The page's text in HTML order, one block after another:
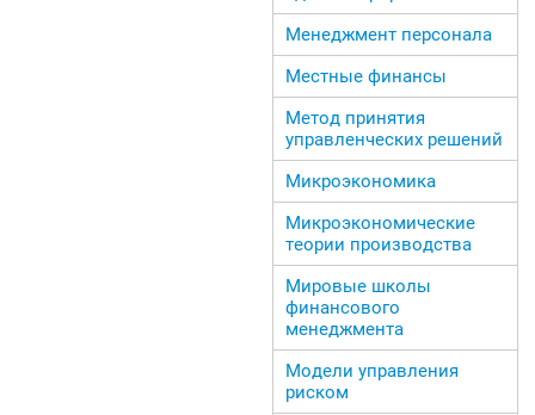
Менеджмент персонала
Местные финансы
Метод принятия
управленческих решений
Микроэкономика
Микроэкономические
теории производства
Мировые школы
финансового
менеджмента
Модели управления
риском